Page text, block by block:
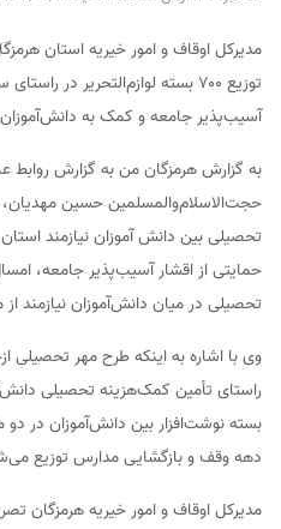
مدیرکل اوقاف و امور خیریه استان
توزیع ۷۰۰ بسته لوازم‌التحریر در
آسیب‌پذیر جامعه و کمک به دانش‌آموزان
به گزارش هرمزگان من به گزارش روابط
تحصیلی بین دانش آموزان نیازمند
حمایتی از اقشار آسیب‌پذیر جامعه،
تحصیلی در میان دانش‌آموزان نیازمند
وی با اشاره به اینکه طرح مهر تحصیلی
بسته نوشت‌افزار بین دانش‌آموزان در
دهه وقف و بازگشایی مدارس توزیع
مدیرکل اوقاف و امور خیریه هرمزگان